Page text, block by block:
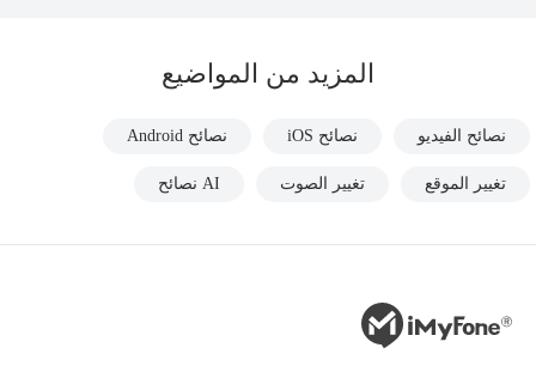
المزيد من المواضيع
نصائح الفيديو نصائح iOS نصائح Android
تغيير الموقع تغيير الصوت AI نصائح